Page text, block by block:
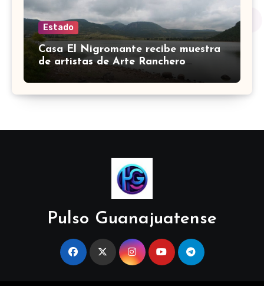
Estado
Casa El Nigromante recibe muestra
de artistas de Arte Ranchero
Pandillero
Pulso Guanajuatense